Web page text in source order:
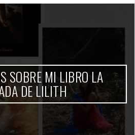
SOBRE MI LIBRO LA
DE LILITH